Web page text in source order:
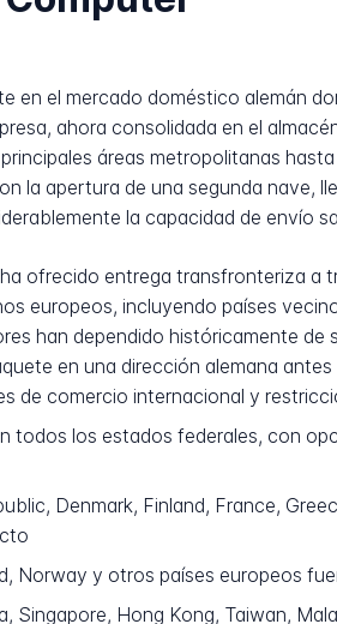
en el mercado doméstico alemán
ahora consolidada en el
áreas metropolitanas
la apertura de una segunda nave,
la capacidad de envío
ofrecido entrega transfronteriza a
europeos, incluyendo países
han dependido históricamente
en una dirección alemana
de comercio internacional y
todos los estados federales, con
Denmark, Finland, France,
Norway y otros países europeos
Singapore, Hong Kong, Taiwan,